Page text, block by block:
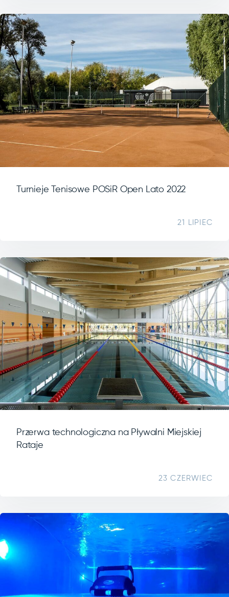
Turnieje Tenisowe POSiR Open Lato 2022
21 LIPIEC
Przerwa technologiczna na Pływalni Miejskiej
Rataje
23 CZERWIEC